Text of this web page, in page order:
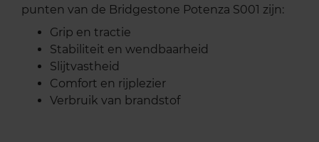
punten van de Bridgestone Potenza S001 zijn:
Grip en tractie
Stabiliteit en wendbaarheid
Slijtvastheid
Comfort en rijplezier
Verbruik van brandstof